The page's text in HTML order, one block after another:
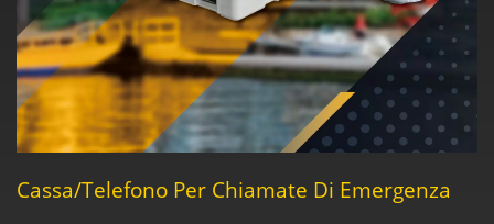
Cassa/Telefono Per Chiamate Di Emergenza